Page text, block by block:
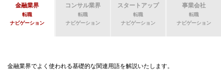
金融業界
転職
ナビゲーション
コンサル業界
転職
ナビゲーション
スタートアップ
転職
ナビゲーション
事業会社
転職
ナビゲーション
金融業界でよく使われる基礎的な関連用語を解説いたします。